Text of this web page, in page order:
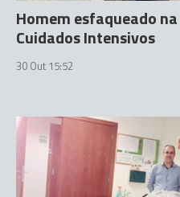
Homem esfaqueado
Cuidados Intensivos
30 Out 15:52